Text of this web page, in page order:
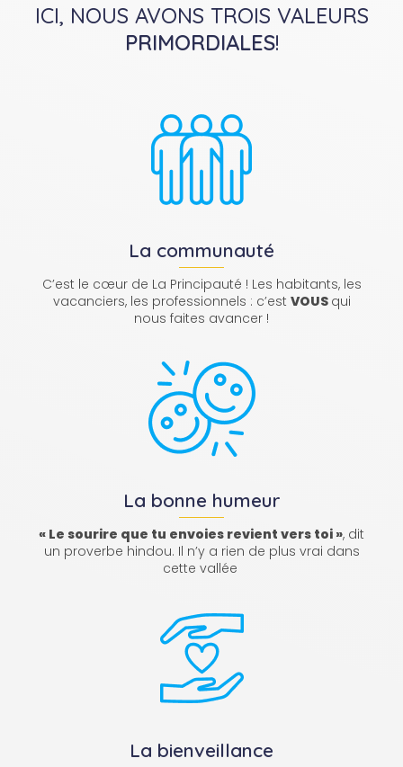
ICI, NOUS AVONS TROIS VALEURS
PRIMORDIALES!
La communauté
C’est le cœur de La Principauté ! Les habitants, les
vacanciers, les professionnels : c’est VOUS qui
nous faites avancer !
La bonne humeur
« Le sourire que tu envoies revient vers toi », dit
un proverbe hindou. Il n’y a rien de plus vrai dans
cette vallée
La bienveillance